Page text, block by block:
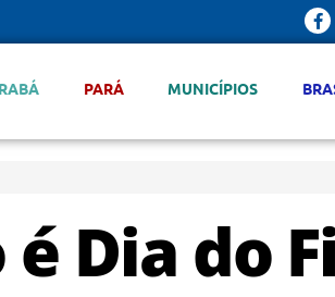
PARÁ MUNICÍPIOS
Dia do